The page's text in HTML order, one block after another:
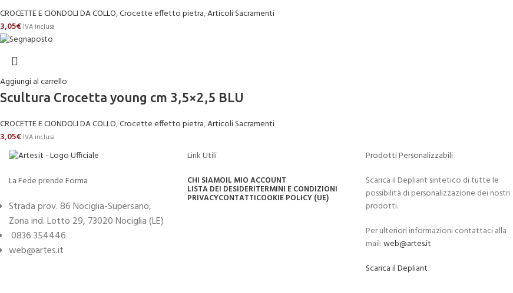
CROCETTE E CIONDOLI DA COLLO,Crocette effetto pietra,Articoli Sacramenti
3,05€ IVA inclusa
Aggiungi al carrello
Scultura Crocetta young cm 3,5×2,5 BLU
CROCETTE E CIONDOLI DA COLLO,Crocette effetto pietra,Articoli Sacramenti
3,05€ IVA inclusa
La Fede prende Forma
Strada prov. 86 Nociglia-Supersano,
Zona ind. Lotto 29, 73020 Nociglia (LE)
0836 354446
web@artes.it
Link Utili
CHI SIAMOIL MIO ACCOUNT
LISTA DEI DESIDERITERMINI E CONDIZIONI
PRIVACYCONTATTICOOKIE POLICY (UE)
Prodotti Personalizzabili
Scarica il Depliant sintetico di tutte le
possibilità di personalizzazione dei nostri
prodotti.
Per ulteriori informazioni contattaci alla
mail:web@artes.it
Scarica il Depliant